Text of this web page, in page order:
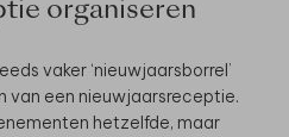
organiseren
vaker ‘nieuwjaarsborrel’
van een nieuwjaarsreceptie.
hetzelfde, maar